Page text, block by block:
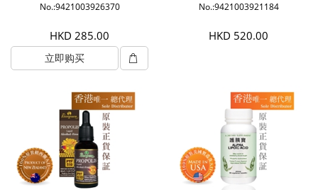
No.:9421003926370
HKD 285.00
立即购买
No.:9421003921184
HKD 520.00